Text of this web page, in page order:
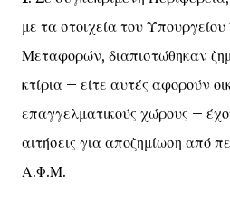
με τα στοιχεία του
Μεταφορών, διαπιστώθηκαν
κτίρια – είτε αυτές αφορούν
επαγγελματικούς χώρους –
αιτήσεις για αποζημίωση από
Α.Φ.Μ.